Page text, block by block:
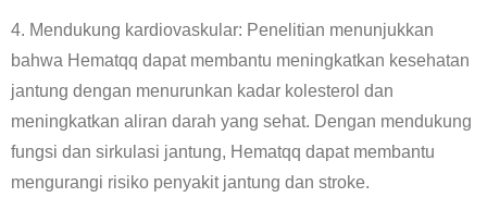
4. Mendukung kardiovaskular: Penelitian menunjukkan
bahwa Hematqq dapat membantu meningkatkan kesehatan
jantung dengan menurunkan kadar kolesterol dan
meningkatkan aliran darah yang sehat. Dengan mendukung
fungsi dan sirkulasi jantung, Hematqq dapat membantu
mengurangi risiko penyakit jantung dan stroke.